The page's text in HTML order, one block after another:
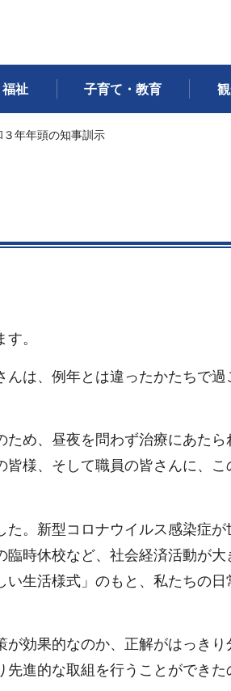
祉 子育て・教育
３年年頭の知事訓示
。
は、例年とは違ったかたちで
め、昼夜を問わず治療にあたら
様、そして職員の皆さんに、
。新型コロナウイルス感染症が
時休校など、社会経済活動が大
生活様式」のもと、私たちの
効果的なのか、正解がはっきり
進的な取組を行うことができ